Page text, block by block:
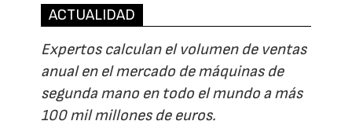
ACTUALIDAD
Expertos calculan el volumen de ventas
anual en el mercado de máquinas de
segunda mano en todo el mundo a más
100 mil millones de euros.